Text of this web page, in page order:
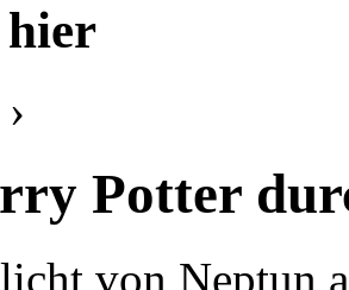
hier
›
Potter
von Neptun